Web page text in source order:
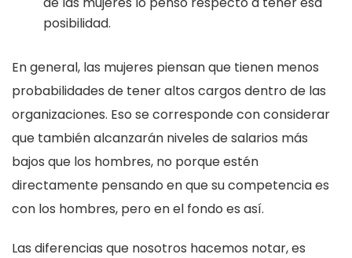
posibilidad.
En general, las mujeres piensan que tienen menos
probabilidades de tener altos cargos dentro de las
organizaciones. Eso se corresponde con considerar
que también alcanzarán niveles de salarios más
bajos que los hombres, no porque estén
directamente pensando en que su competencia es
con los hombres, pero en el fondo es así.
Las diferencias que nosotros hacemos notar, es